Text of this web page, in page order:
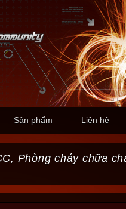
Sản phẩm Liên hệ
Phòng cháy chữa